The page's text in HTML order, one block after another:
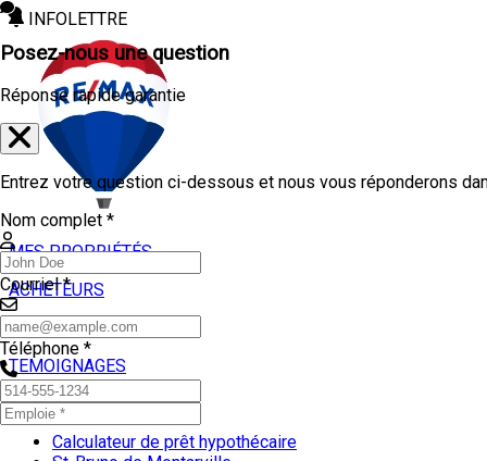
INFOLETTRE
MES PROPRIÉTÉS
ACHETEURS
VENDEURS
TEMOIGNAGES
OUTILS
Calculateur de prêt hypothécaire
Posez-nous une question
Réponse rapide garantie
Entrez votre question ci-dessous et nous vous réponderons
Nom complet *
Courriel *
Téléphone *